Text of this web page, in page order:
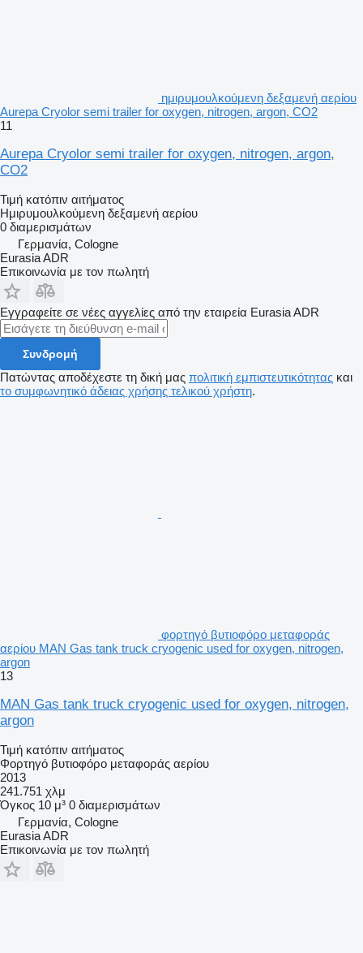
ημιρυμουλκούμενη δεξαμενή αερίου
Aurepa Cryolor semi trailer for oxygen, nitrogen, argon, CO2
11
Aurepa Cryolor semi trailer for oxygen, nitrogen, argon,
CO2
Τιμή κατόπιν αιτήματος
Ημιρυμουλκούμενη δεξαμενή αερίου
0 διαμερισμάτων
Γερμανία, Cologne
Eurasia ADR
Επικοινωνία με τον πωλητή
Εγγραφείτε σε νέες αγγελίες από την εταιρεία Eurasia ADR
Συνδρομή
Πατώντας αποδέχεστε τη δική μας πολιτική εμπιστευτικότητας και
το συμφωνητικό άδειας χρήσης τελικού χρήστη.
φορτηγό βυτιοφόρο μεταφοράς
αερίου MAN Gas tank truck cryogenic used for oxygen, nitrogen,
argon
13
MAN Gas tank truck cryogenic used for oxygen, nitrogen,
argon
Τιμή κατόπιν αιτήματος
Φορτηγό βυτιοφόρο μεταφοράς αερίου
2013
241.751 χλμ
Όγκος 10 μ³ 0 διαμερισμάτων
Γερμανία, Cologne
Eurasia ADR
Επικοινωνία με τον πωλητή